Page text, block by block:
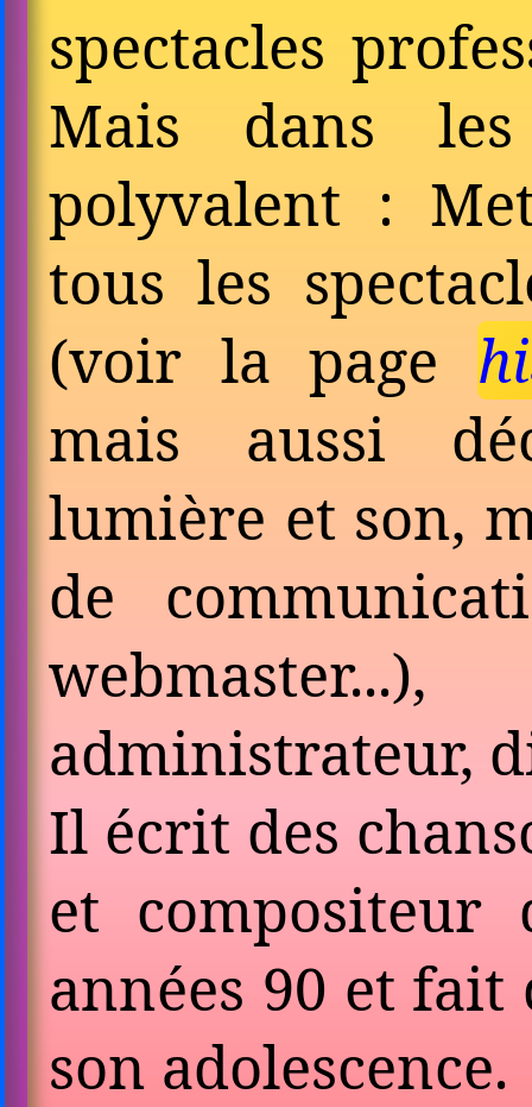
spectacles
Mais dans
polyvalent :
tous les
(voir la page
mais aussi
lumière et son,
de
administrateur,
Il écrit des
et compositeur
années 90 et
son adolescence.